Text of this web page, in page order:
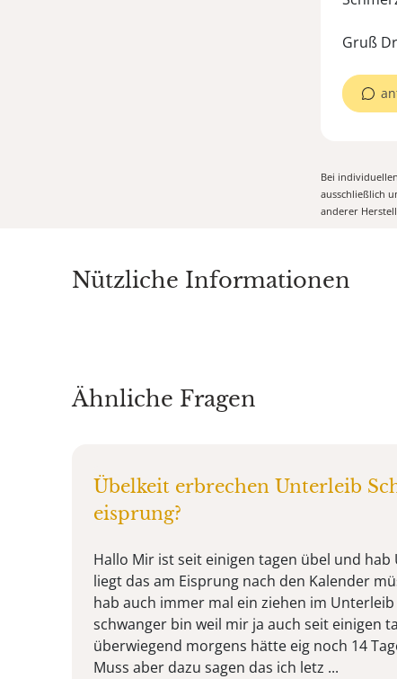
Gruß
Bei
ausschließlich
anderer
Nützliche Informationen
Ähnliche Fragen
Übelkeit erbrechen Unterleib
eisprung?
Hallo Mir ist seit einigen tagen übel und
liegt das am Eisprung nach den Kalender
hab auch immer mal ein ziehen im
schwanger bin weil mir ja auch seit einigen
überwiegend morgens hätte eig noch 14
Muss aber dazu sagen das ich letz ...